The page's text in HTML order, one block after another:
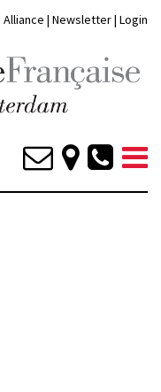
Alliance | Newsletter| Login